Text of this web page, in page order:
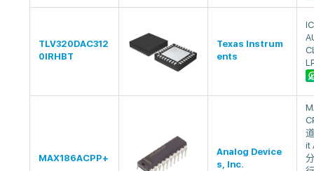
TLV320DAC312
0IRHBT
Texas Instrum
ents
MAX186ACPP+
Analog Device
s, Inc.
it